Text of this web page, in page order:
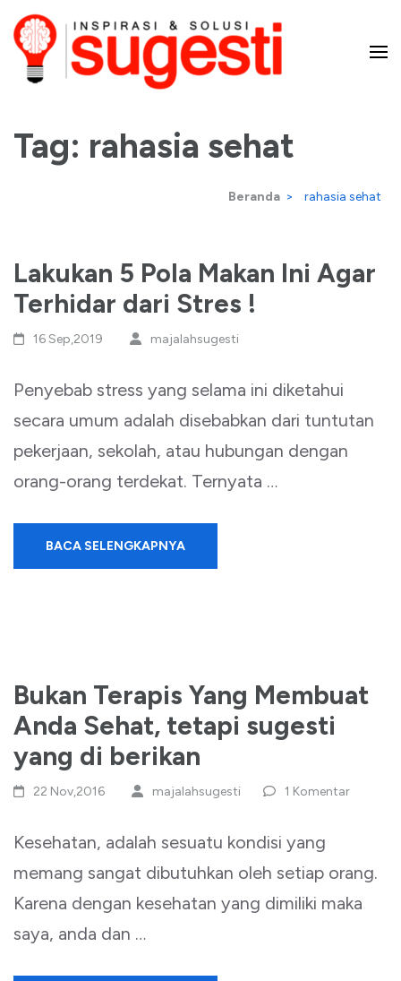
Lompat
ke
konten
Enter)
dan Solusi
Tag: rahasia sehat
Beranda > rahasia sehat
Lakukan 5 Pola Makan Ini Agar
Terhidar dari Stres !
16 Sep,2019 majalahsugesti
Penyebab stress yang selama ini diketahui
secara umum adalah disebabkan dari tuntutan
pekerjaan, sekolah, atau hubungan dengan
orang-orang terdekat. Ternyata …
BACA SELENGKAPNYA
Bukan Terapis Yang Membuat
Anda Sehat, tetapi sugesti
yang di berikan
22 Nov,2016 majalahsugesti 1 Komentar
Kesehatan, adalah sesuatu kondisi yang
memang sangat dibutuhkan oleh setiap orang.
Karena dengan kesehatan yang dimiliki maka
saya, anda dan …